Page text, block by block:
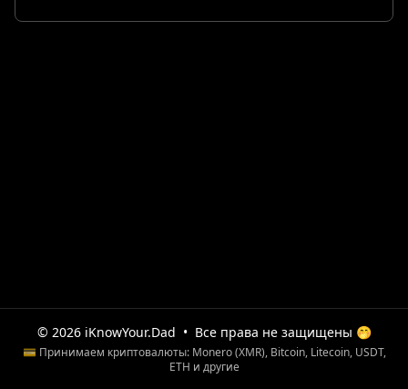
© 2026 iKnowYour.Dad • Все права не защищены 🤭
💳 Принимаем криптовалюты: Monero (XMR), Bitcoin, Litecoin, USDT,
ETH и другие